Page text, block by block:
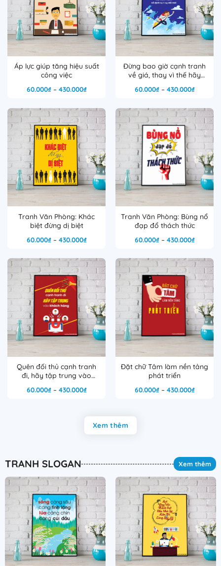
Áp lực giúp tăng hiệu suất
công việc
60.000₫ – 430.000₫Khoảng
60.000₫
đến
430.000₫
Đừng bao giờ cạnh tranh
về giá, thay vì thế hãy
đổi mới
60.000₫ – 430.000₫Khoảng
60.000₫
đến
430.000₫
Tranh Văn Phòng: Khác
biệt đừng dị biệt
60.000₫ – 430.000₫Khoảng
60.000₫
đến
430.000₫
Tranh Văn Phòng: Bùng nổ
đạp đổ thách thức
60.000₫ – 430.000₫Khoảng
60.000₫
đến
430.000₫
Quên đối thủ cạnh tranh
đi, hãy tập trung vào
60.000₫ – 430.000₫Khoảng
đến
430.000₫
Đặt chữ Tâm làm nền tảng
phát triển
60.000₫ – 430.000₫Khoảng
Xem thêm
TRANH SLOGAN Xem thêm